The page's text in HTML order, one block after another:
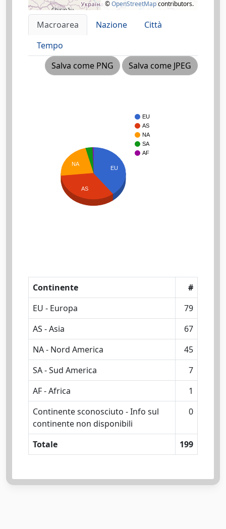
©OpenStreetMapcontributors.
Macroarea Nazione
Città
Tempo
Salva come PNG
Salva come JPEG
EU
AS
NA
SA
AF
EU
NA
AS
Continente
#
EU - Europa
79
AS - Asia
67
NA - Nord America
45
SA - Sud America
7
AF - Africa
1
Continente sconosciuto - Info sul
continente non disponibili
0
Totale 199